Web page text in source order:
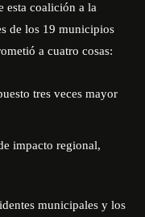
esta coalición a la
de los 19 municipios
a cuatro cosas:
tres veces mayor
impacto regional,
municipales y los